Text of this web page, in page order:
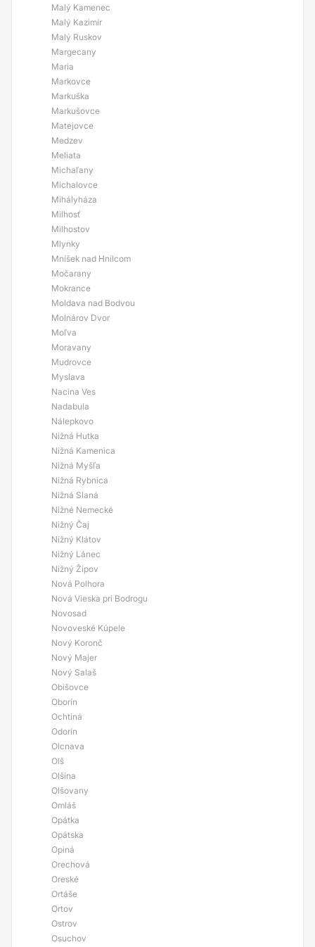
Malý Kamenec
Malý Kazimír
Malý Ruskov
Margecany
Maria
Markovce
Markuška
Markušovce
Matejovce
Medzev
Meliata
Michaľany
Michalovce
Mihályháza
Milhosť
Milhostov
Mlynky
Mníšek nad Hnilcom
Močarany
Mokrance
Moldava nad Bodvou
Molnárov Dvor
Moľva
Moravany
Mudrovce
Myslava
Nacina Ves
Nadabula
Nálepkovo
Nižná Hutka
Nižná Kamenica
Nižná Myšľa
Nižná Rybnica
Nižná Slaná
Nižné Nemecké
Nižný Čaj
Nižný Klátov
Nižný Lánec
Nižný Žipov
Nová Polhora
Nová Vieska pri Bodrogu
Novosad
Novoveské Kúpele
Nový Koronč
Nový Majer
Nový Salaš
Obišovce
Oborín
Ochtiná
Odorín
Olcnava
Olš
Olšina
Olšovany
Omláš
Opátka
Opátska
Opiná
Orechová
Oreské
Ortáše
Ortov
Ostrov
Osuchov